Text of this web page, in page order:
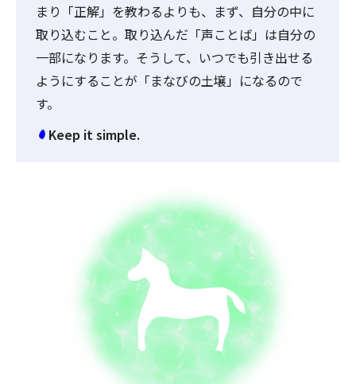
まり「正解」を教わるよりも、まず、自分の中に
取り込むこと。取り込んだ「声ことば」は自分の
一部になります。そうして、いつでも引き出せる
ようにすることが「まなびの土壌」になるので
す。
Keep it simple.